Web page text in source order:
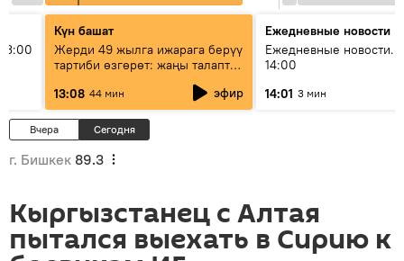
Күн башат
Жерди 49 жылга ижарага берүү
тартиби өзгөрөт: жаңы талаптар
13:08 44 мин эфир
Ежедневные новости
Ежедневные новости.
14:00
14:01 3 мин
Вчера Сегодня
г. Бишкек 89.3
Кыргызстанец с Алтая
пытался выехать в Сирию к